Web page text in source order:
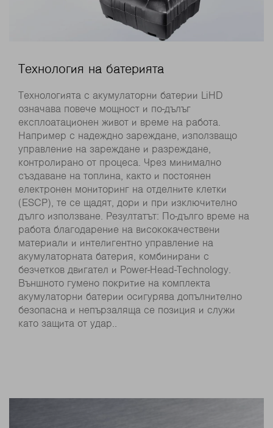
Технология на батерията
Технологията с акумулаторни батерии LiHD
означава повече мощност и по-дълъг
експлоатационен живот и време на работа.
Например с надеждно зареждане, използващо
управление на зареждане и разреждане,
контролирано от процеса. Чрез минимално
създаване на топлина, както и постоянен
електронен мониторинг на отделните клетки
(ESCP), те се щадят, дори и при изключително
дълго използване. Резултатът: По-дълго време на
работа благодарение на висококачествени
материали и интелигентно управление на
акумулаторната батерия, комбинирани с
безчетков двигател и Power-Head-Technology.
Външното гумено покритие на комплекта
акумулаторни батерии осигурява допълнително
безопасна и непързаляща се позиция и служи
като защита от удар..